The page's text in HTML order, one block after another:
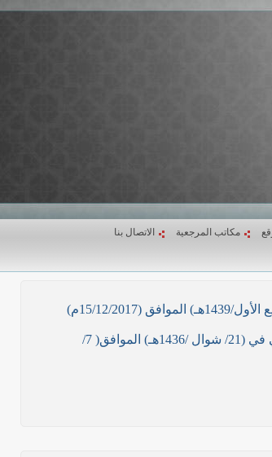
مكاتب المرجعية الاتصال بنا
نص ما ورد بشأن الأوضاع الراهنة في العراق في خطبة الجمعة لممثل المرجعية الدينية العليا في كربلاء المقدسة فضيلة العلاّمة السيد احمد الصافي في (21/ شوال /1436هـ) الموافق( 7/